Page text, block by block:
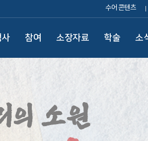
수어 콘텐츠
사 참여 소장자료 학술 소